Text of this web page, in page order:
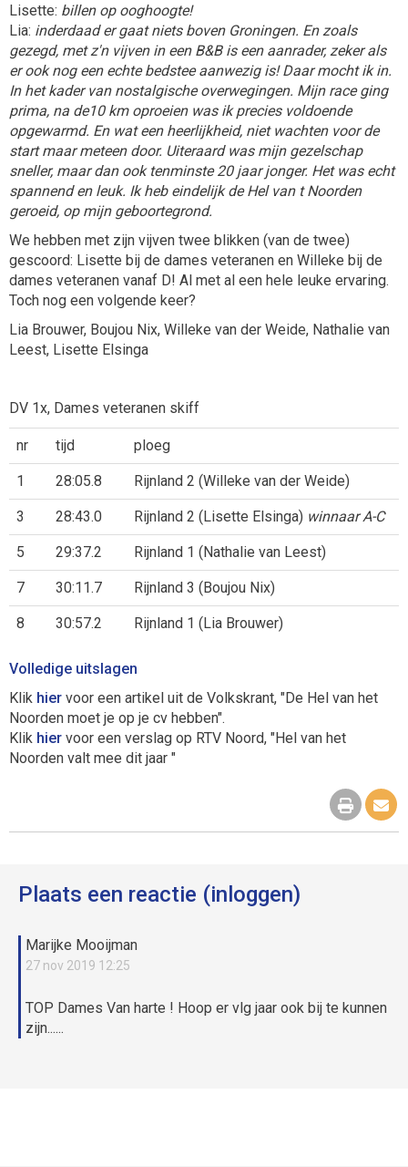
Lisette: billen op ooghoogte!
Lia: inderdaad er gaat niets boven Groningen. En zoals
gezegd, met z'n vijven in een B&B is een aanrader, zeker als
er ook nog een echte bedstee aanwezig is! Daar mocht ik in.
In het kader van nostalgische overwegingen. Mijn race ging
prima, na de10 km oproeien was ik precies voldoende
opgewarmd. En wat een heerlijkheid, niet wachten voor de
start maar meteen door. Uiteraard was mijn gezelschap
sneller, maar dan ook tenminste 20 jaar jonger. Het was echt
spannend en leuk. Ik heb eindelijk de Hel van t Noorden
geroeid, op mijn geboortegrond.
We hebben met zijn vijven twee blikken (van de twee)
gescoord: Lisette bij de dames veteranen en Willeke bij de
dames veteranen vanaf D! Al met al een hele leuke ervaring.
Toch nog een volgende keer?
Lia Brouwer, Boujou Nix, Willeke van der Weide, Nathalie van
Leest, Lisette Elsinga
DV 1x, Dames veteranen skiff
nr tijd ploeg
1 28:05.8 Rijnland 2 (Willeke van der Weide)
3 28:43.0 Rijnland 2 (Lisette Elsinga) winnaar A-C
5 29:37.2 Rijnland 1 (Nathalie van Leest)
7 30:11.7 Rijnland 3 (Boujou Nix)
8 30:57.2 Rijnland 1 (Lia Brouwer)
Volledige uitslagen
Klik hier voor een artikel uit de Volkskrant, "De Hel van het
Noorden moet je op je cv hebben".
Klik hier voor een verslag op RTV Noord, "Hel van het
Noorden valt mee dit jaar "
Plaats een reactie (inloggen)
Marijke Mooijman
27 nov 2019 12:25
TOP Dames Van harte ! Hoop er vlg jaar ook bij te kunnen
zijn......